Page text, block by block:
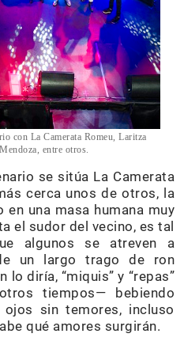
con La Camerata Romeu, Laritza
entre otros.
se sitúa La Camerata
cerca unos de otros, la
una masa humana muy
el sudor del vecino, es tal
algunos se atreven a
un largo trago de ron
lo diría, “miquis” y “repas”
tiempos— bebiendo
sin temores, incluso
qué amores surgirán.